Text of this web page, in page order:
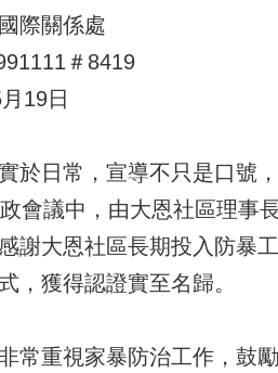
際關係處
＃8419
19日
於日常，宣導不只是口號
會議中，由大恩社區理事
謝大恩社區長期投入防暴
，獲得認證實至名歸。
常重視家暴防治工作，鼓